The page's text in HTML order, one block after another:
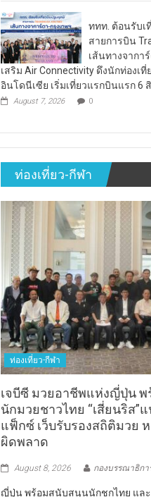
ททท. ต้อนรับเ
สายการบิน
เส้นทางจากา
เสริม Air Connectivity ดึงนักท่องเ
อินโดนีเซีย เริ่มเที่ยวแรกบินแรก 6
August 7, 2026 0
ท่องเที่ยว-กีฬา
ท่องเที่ยว-กีฬา
เจบีซี มวยอาชีพแห่งญี่ปุ่น
นักมวยชาวไทย “เสี่ยนริส”
แฟ็กซ์ เว็บรับรองสถิติมวย
ผิดพลาด
August 8, 2026 กองบรรณาธิกา
ญี่ปุ่น พร้อมสนับสนุนนักชกไทย แล